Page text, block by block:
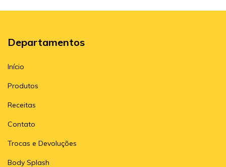
Departamentos
Início
Produtos
Receitas
Contato
Trocas e Devoluções
Body Splash